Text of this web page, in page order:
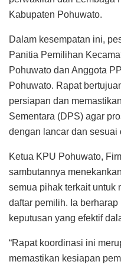
Kabupaten Pohuwato.
Dalam kesempatan ini,
Panitia Pemilihan
Pohuwato dan Anggota
Pohuwato. Rapat
persiapan dan
Sementara (DPS) agar
dengan lancar dan sesuai
Ketua KPU Pohuwato,
sambutannya
semua pihak terkait untuk
daftar pemilih. Ia
keputusan yang efektif
“Rapat koordinasi ini
memastikan kesiapan